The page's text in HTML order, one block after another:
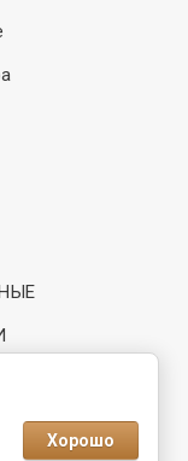
Хорошо